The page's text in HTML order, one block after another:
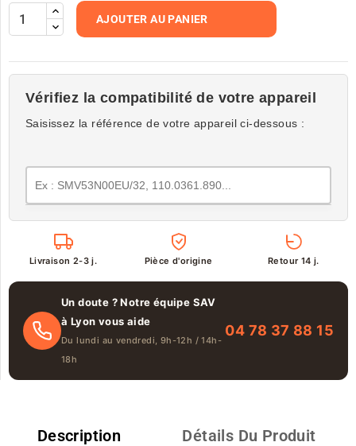
AJOUTER AU PANIER
Vérifiez la compatibilité de votre appareil
Saisissez la référence de votre appareil ci-dessous :
Livraison 2-3 j. Pièce d'origine Retour 14 j.
Un doute ? Notre équipe SAV
à Lyon vous aide
Du lundi au vendredi, 9h-12h / 14h-
18h
04 78 37 88 15
Description Détails Du Produit